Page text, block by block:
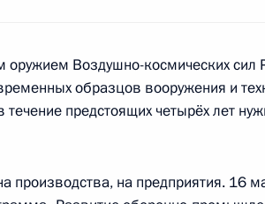
Воздушно-космических сил
образцов вооружения и
предстоящих четырёх лет
производства, на предприятия. 16